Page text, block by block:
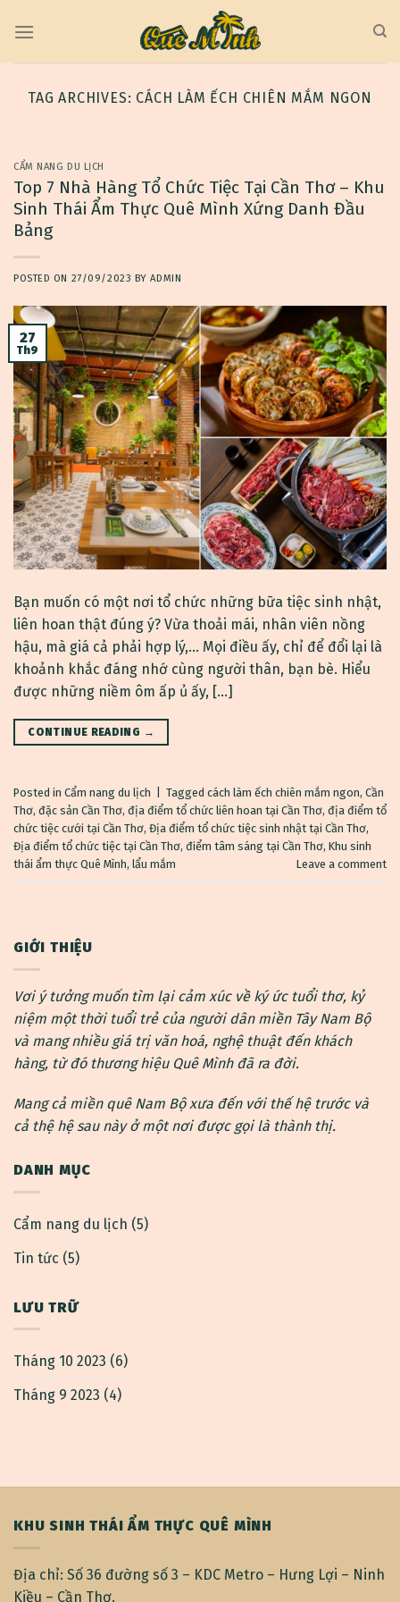
TAG ARCHIVES: CÁCH LÀM ẾCH CHIÊN MẮM NGON
CẨM NANG DU LỊCH
Top 7 Nhà Hàng Tổ Chức Tiệc Tại Cần Thơ – Khu
Sinh Thái Ẩm Thực Quê Mình Xứng Danh Đầu
Bảng
POSTED ON 27/09/2023 BYADMIN
27
Th9
Bạn muốn có một nơi tổ chức những bữa tiệc sinh nhật,
liên hoan thật đúng ý? Vừa thoải mái, nhân viên nồng
hậu, mà giá cả phải hợp lý,… Mọi điều ấy, chỉ để đổi lại là
khoảnh khắc đáng nhớ cùng người thân, bạn bè. Hiểu
được những niềm ôm ấp ủ ấy, […]
CONTINUE READING →
Posted in Cẩm nang du lịch Tagged cách làm ếch chiên mắm ngon, Cần
Thơ, đặc sản Cần Thơ, địa điểm tổ chức liên hoan tại Cần Thơ, địa điểm tổ
chức tiệc cưới tại Cần Thơ, Địa điểm tổ chức tiệc sinh nhật tại Cần Thơ,
Địa điểm tổ chức tiệc tại Cần Thơ, điểm tâm sáng tại Cần Thơ, Khu sinh
thái ẩm thực Quê Mình, lẩu mắm Leave a comment
GIỚI THIỆU
Vơi ý tưởng muốn tìm lại cảm xúc về ký ức tuổi thơ, kỷ
niệm một thời tuổi trẻ của người dân miền Tây Nam Bộ
và mang nhiều giá trị văn hoá, nghệ thuật đến khách
hàng, từ đó thương hiệu Quê Mình đã ra đời.
Mang cả miền quê Nam Bộ xưa đến với thế hệ trước và
cả thệ hệ sau này ở một nơi được gọi là thành thị.
DANH MỤC
Cẩm nang du lịch (5)
Tin tức (5)
LƯU TRỮ
Tháng 10 2023 (6)
Tháng 9 2023 (4)
KHU SINH THÁI ẨM THỰC QUÊ MÌNH
Địa chỉ: Số 36 đường số 3 – KDC Metro – Hưng Lợi – Ninh
Kiều – Cần Thơ.